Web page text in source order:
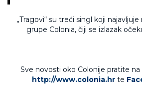
„Tragovi“ su treći singl koji
grupe Colonia, čiji se izlazak
Sve novosti oko Colonije pratite
http://www.colonia.hrte